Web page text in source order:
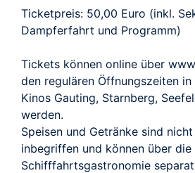
Ticketpreis: 50,00 Euro (inkl.
Dampferfahrt und Programm)
Tickets können online über
den regulären Öffnungszeiten
Kinos Gauting, Starnberg,
werden.
Speisen und Getränke sind
inbegriffen und können über die
Schifffahrtsgastronomie